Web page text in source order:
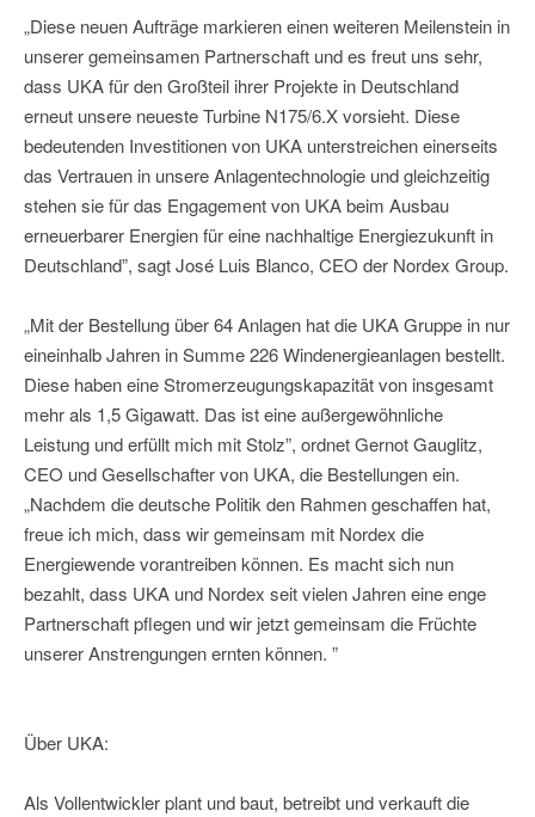
„Diese neuen Aufträge markieren einen weiteren Meilenstein in
unserer gemeinsamen Partnerschaft und es freut uns sehr,
dass UKA für den Großteil ihrer Projekte in Deutschland
erneut unsere neueste Turbine N175/6.X vorsieht. Diese
bedeutenden Investitionen von UKA unterstreichen einerseits
das Vertrauen in unsere Anlagentechnologie und gleichzeitig
stehen sie für das Engagement von UKA beim Ausbau
erneuerbarer Energien für eine nachhaltige Energiezukunft in
Deutschland”, sagt José Luis Blanco, CEO der Nordex Group.
„Mit der Bestellung über 64 Anlagen hat die UKA Gruppe in nur
eineinhalb Jahren in Summe 226 Windenergieanlagen bestellt.
Diese haben eine Stromerzeugungskapazität von insgesamt
mehr als 1,5 Gigawatt. Das ist eine außergewöhnliche
Leistung und erfüllt mich mit Stolz”, ordnet Gernot Gauglitz,
CEO und Gesellschafter von UKA, die Bestellungen ein.
„Nachdem die deutsche Politik den Rahmen geschaffen hat,
freue ich mich, dass wir gemeinsam mit Nordex die
Energiewende vorantreiben können. Es macht sich nun
bezahlt, dass UKA und Nordex seit vielen Jahren eine enge
Partnerschaft pflegen und wir jetzt gemeinsam die Früchte
unserer Anstrengungen ernten können. ”
Über UKA:
Als Vollentwickler plant und baut, betreibt und verkauft die